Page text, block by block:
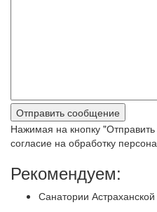
Нажимая на кнопку
согласие на обработку
Рекомендуем:
Санатории Астраханской